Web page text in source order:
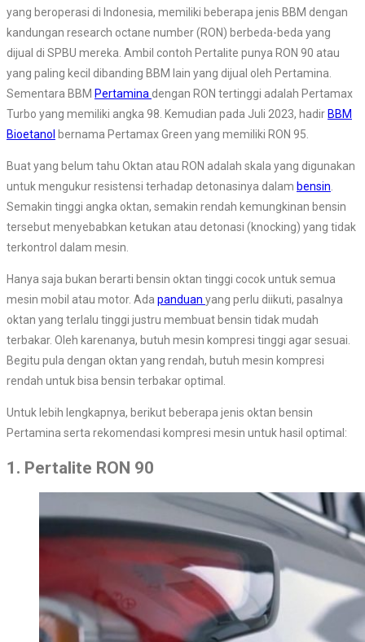
yang beroperasi di Indonesia, memiliki beberapa jenis BBM dengan
kandungan research octane number (RON) berbeda-beda yang
dijual di SPBU mereka. Ambil contoh Pertalite punya RON 90 atau
yang paling kecil dibanding BBM lain yang dijual oleh Pertamina.
Sementara BBM Pertamina dengan RON tertinggi adalah Pertamax
Turbo yang memiliki angka 98. Kemudian pada Juli 2023, hadir BBM
Bioetanol bernama Pertamax Green yang memiliki RON 95.
Buat yang belum tahu Oktan atau RON adalah skala yang digunakan
untuk mengukur resistensi terhadap detonasinya dalam bensin.
Semakin tinggi angka oktan, semakin rendah kemungkinan bensin
tersebut menyebabkan ketukan atau detonasi (knocking) yang tidak
terkontrol dalam mesin.
Hanya saja bukan berarti bensin oktan tinggi cocok untuk semua
mesin mobil atau motor. Ada panduan yang perlu diikuti, pasalnya
oktan yang terlalu tinggi justru membuat bensin tidak mudah
terbakar. Oleh karenanya, butuh mesin kompresi tinggi agar sesuai.
Begitu pula dengan oktan yang rendah, butuh mesin kompresi
rendah untuk bisa bensin terbakar optimal.
Untuk lebih lengkapnya, berikut beberapa jenis oktan bensin
Pertamina serta rekomendasi kompresi mesin untuk hasil optimal:
1. Pertalite RON 90